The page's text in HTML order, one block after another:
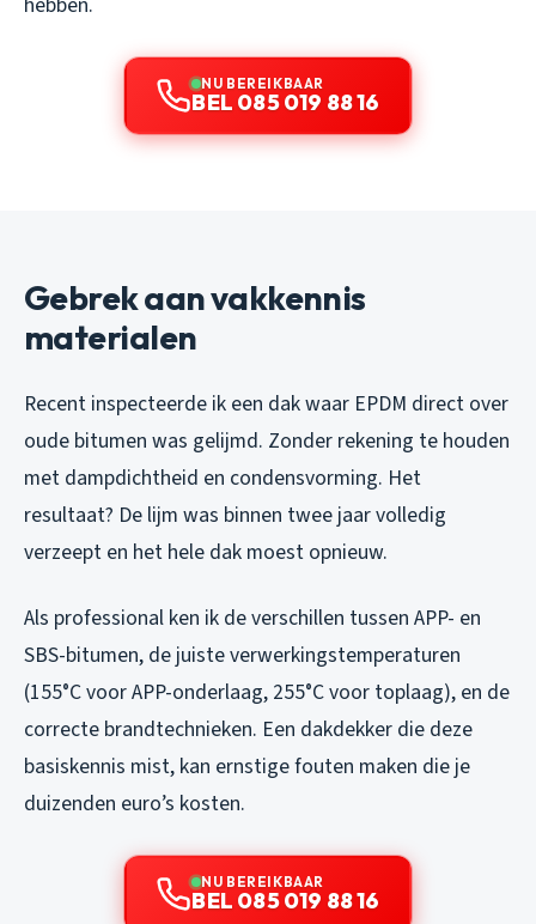
NU BEREIKBAAR
BEL 085 019 88 16
Gebrek aan vakkennis
materialen
Recent inspecteerde ik een dak waar EPDM direct over
oude bitumen was gelijmd. Zonder rekening te houden
met dampdichtheid en condensvorming. Het
resultaat? De lijm was binnen twee jaar volledig
verzeept en het hele dak moest opnieuw.
Als professional ken ik de verschillen tussen APP- en
SBS-bitumen, de juiste verwerkingstemperaturen
(155°C voor APP-onderlaag, 255°C voor toplaag), en de
correcte brandtechnieken. Een dakdekker die deze
basiskennis mist, kan ernstige fouten maken die je
duizenden euro’s kosten.
NU BEREIKBAAR
BEL 085 019 88 16